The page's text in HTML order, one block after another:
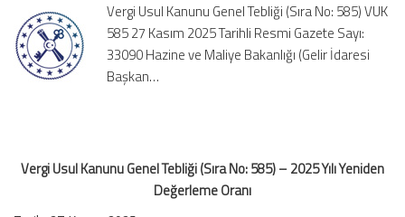
No:
585)
–
2025
için
Vergi Usul Kanunu Genel Tebliği (Sıra No: 585) VUK
585 27 Kasım 2025 Tarihli Resmi Gazete Sayı:
33090 Hazine ve Maliye Bakanlığı (Gelir İdaresi
Başkan…
Vergi Usul Kanunu Genel Tebliği (Sıra No: 585) – 2025 Yılı Yeniden
Değerleme Oranı